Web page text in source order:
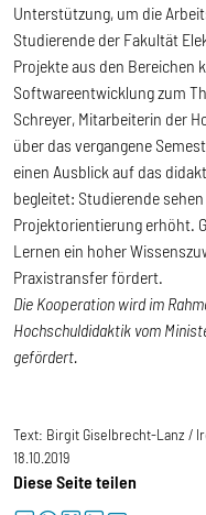
Unterstützung, um die
Studierende der Fakultät
Projekte aus den Bereichen
Softwareentwicklung zum
Schreyer, Mitarbeiterin der
über das vergangene
einen Ausblick auf das
begleitet: Studierende
Projektorientierung erhöht.
Lernen ein hoher
Praxistransfer fördert.
Die Kooperation wird im
Hochschuldidaktik vom
gefördert.
Text: Birgit Giselbrecht-Lanz /
18.10.2019
Diese Seite teilen